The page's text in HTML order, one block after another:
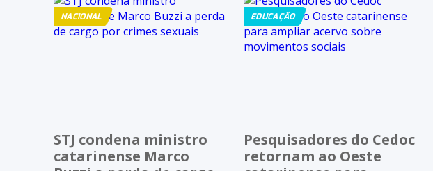
NACIONAL
STJ condena ministro
catarinense Marco
EDUCAÇÃO
Pesquisadores do Cedoc
retornam ao Oeste